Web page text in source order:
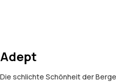
Adept
Die schlichte Schönheit der